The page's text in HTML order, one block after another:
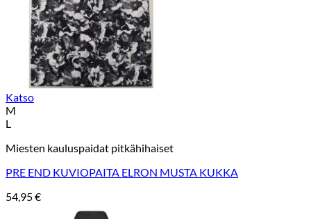
Katso
M
L
Miesten kauluspaidat pitkähihaiset
PRE END KUVIOPAITA ELRON MUSTA KUKKA
54,95€